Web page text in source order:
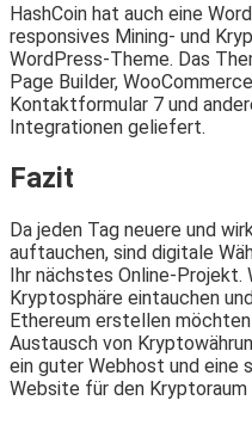
HashCoin hat auch eine
responsives Mining- und
WordPress-Theme. Das
Page Builder,
Kontaktformular 7 und
Integrationen geliefert.
Fazit
Da jeden Tag neuere und
auftauchen, sind digitale
Ihr nächstes Online-Projekt.
Kryptosphäre eintauchen
Ethereum erstellen
Austausch von
ein guter Webhost und eine
Website für den